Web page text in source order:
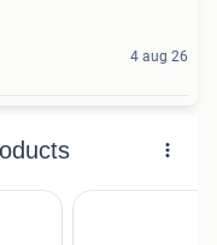
4 aug 26